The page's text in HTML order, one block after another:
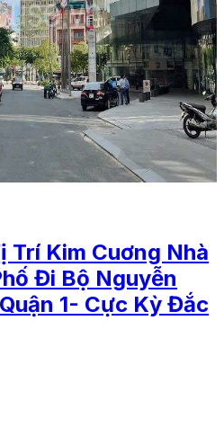
Trí Kim Cuơng Nhà
Đi Bộ Nguyễn
1- Cực Kỳ Đắc